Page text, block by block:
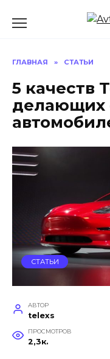
ГЛАВНАЯ » СТАТЬИ
5 качеств
делающих
СТАТЬИ
АВТОР
telexs
ПРОСМОТРОВ
2,3к.